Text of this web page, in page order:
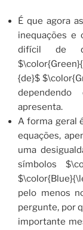
É que agora
inequações e
difícil de
{de}$
apresenta.
A forma geral
equações,
uma
símbolos
pelo menos
pergunte, por
importante